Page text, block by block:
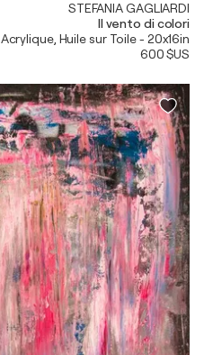
STEFANIA GAGLIARDI
Il vento di colori
Acrylique, Huile sur Toile - 20x16in
600 $US